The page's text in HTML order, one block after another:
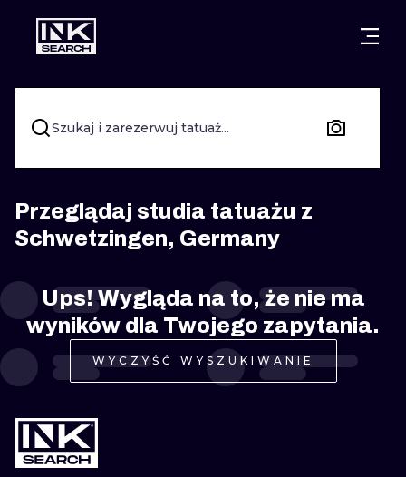
MIASTA GDAŃSK
WARSZAWA POZNAŃ
KRAKÓW KATOWICE
WROCŁAW ŁÓDŹ
BERLIN WIEDEŃ
AMSTERDAM EDYNBURG
PRAGA LONDYN
STYLE
KALIGRAFIA
NEW
TRIBAL
RYCINOWE
Szukaj i zarezerwuj tatuaż...
Przeglądaj studia tatuażu z
Schwetzingen, Germany
Ups! Wygląda na to, że nie ma
wyników dla Twojego zapytania.
WYCZYŚĆ WYSZUKIWANIE